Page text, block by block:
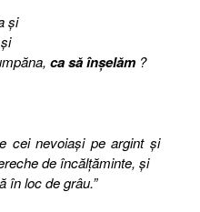
şi
ca să înşelăm?
cei nevoiaşi pe argint şi
de încălţăminte, şi
în loc de grâu.”